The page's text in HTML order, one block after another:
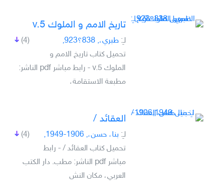
تاريخ الامم و الملوك v.5
(4) لـِ: طبري،, 838؟923,
تحميل كتاب تاريخ الامم و
الملوك v.5 - رابط مباشر pdf الناشر:
مطبعة الاستقامة،
العقائد /
(4) لـِ: بنا، حسن،, 1906-1949,
تحميل كتاب العقائد / - رابط
مباشر pdf الناشر: مطب. دار الكتب
العربي، مكان النش